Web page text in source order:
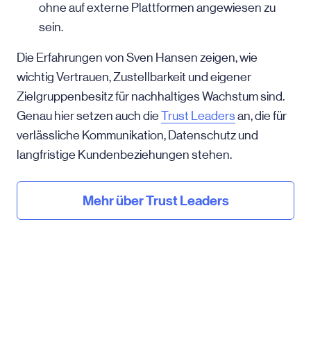
ohne auf externe Plattformen angewiesen zu
sein.
Die Erfahrungen von Sven Hansen zeigen, wie
wichtig Vertrauen, Zustellbarkeit und eigener
Zielgruppenbesitz für nachhaltiges Wachstum sind.
Genau hier setzen auch dieTrust Leadersan, die für
verlässliche Kommunikation, Datenschutz und
langfristige Kundenbeziehungen stehen.
Mehr über Trust Leaders